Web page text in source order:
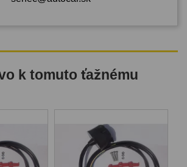
k tomuto ťažnému